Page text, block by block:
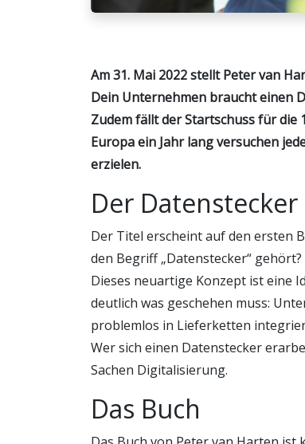
Am 31. Mai 2022 stellt Peter van
Dein Unternehmen braucht einen
Zudem fällt der Startschuss für die
Europa ein Jahr lang versuchen
erzielen.
Der Datenstecker
Der Titel erscheint auf den ersten
den Begriff „Datenstecker“
Dieses neuartige Konzept ist eine
deutlich was geschehen muss:
problemlos in Lieferketten
Wer sich einen Datenstecker
Sachen Digitalisierung.
Das Buch